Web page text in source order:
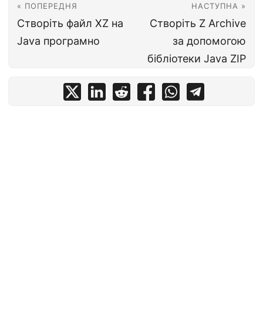
« ПОПЕРЕДНЯ
Створіть файл XZ на
Java програмно
НАСТУПНА »
Створіть Z Archive
за допомогою
бібліотеки Java ZIP